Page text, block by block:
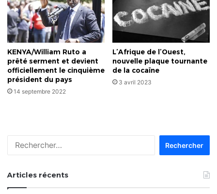
KENYA/William Ruto a
prêté serment et devient
officiellement le cinquième
président du pays
14 septembre 2022
L’Afrique de l’Ouest,
nouvelle plaque tournante
de la cocaïne
3 avril 2023
Articles récents